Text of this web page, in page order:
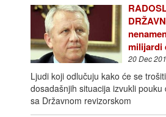
milijardi
20 Dec
Ljudi koji odlučuju kako će se
dosadašnjih situacija izvukli
sa Državnom revizorskom